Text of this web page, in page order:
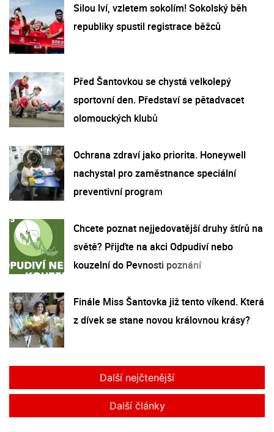
Silou lví, vzletem sokolím! Sokolský běh
republiky spustil registrace běžců
Před Šantovkou se chystá velkolepý
sportovní den. Představí se pětadvacet
olomouckých klubů
Ochrana zdraví jako priorita. Honeywell
nachystal pro zaměstnance speciální
preventivní program
Chcete poznat nejjedovatější druhy štírů na
světě? Přijďte na akci Odpudiví nebo
kouzelní do Pevnosti poznání
Finále Miss Šantovka již tento víkend. Která
z dívek se stane novou královnou krásy?
Další nejčtenější
Další články